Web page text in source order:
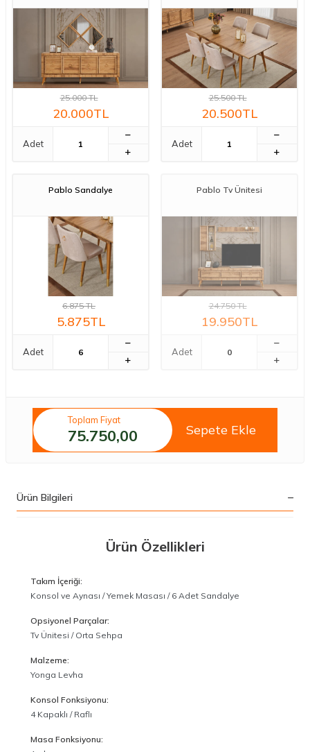
25.000TL
20.000TL
Adet
25.500TL
20.500TL
Adet
Pablo Sandalye
6.875TL
5.875TL
Adet
Pablo Tv Ünitesi
24.750TL
19.950TL
Adet
Toplam Fiyat
75.750,00 Sepete Ekle
Ürün Bilgileri
Ürün Özellikleri
Takım İçeriği:
Konsol ve Aynası / Yemek Masası / 6 Adet Sandalye
Opsiyonel Parçalar:
Tv Ünitesi / Orta Sehpa
Malzeme:
Yonga Levha
Konsol Fonksiyonu:
4 Kapaklı / Raflı
Masa Fonksiyonu: